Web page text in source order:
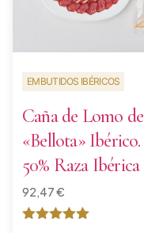
EMBUTIDOS IBÉRICOS
Caña de Lomo de
«Bellota» Ibérico.
50% Raza Ibérica
92,47€